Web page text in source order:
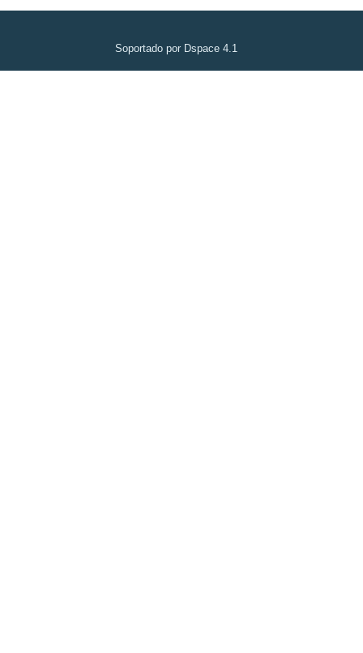
Soportado por Dspace 4.1